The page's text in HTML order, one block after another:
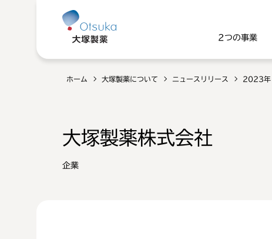
2つの事業
ホーム 大塚製薬について ニュースリリース 2023年
大塚製薬株式会社
企業